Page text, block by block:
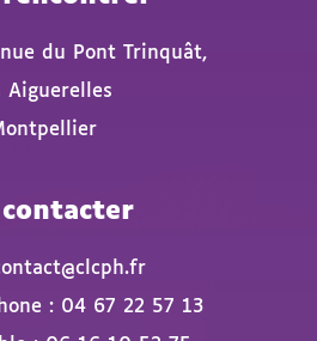
du Pont Trinquât,
Aiguerelles
contacter
: 04 67 22 57 13